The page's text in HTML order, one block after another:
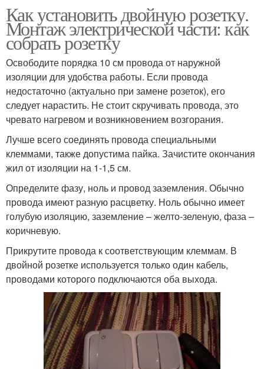
Как установить двойную розетку.
Монтаж электрической части: как
собрать розетку
Освободите порядка 10 см провода от наружной
изоляции для удобства работы. Если провода
недостаточно (актуально при замене розеток), его
следует нарастить. Не стоит скручивать провода, это
чревато нагревом и возникновением возгорания.
Лучше всего соединять провода специальными
клеммами, также допустима пайка. Зачистите окончания
жил от изоляции на 1-1,5 см.
Определите фазу, ноль и провод заземления. Обычно
провода имеют разную расцветку. Ноль обычно имеет
голубую изоляцию, заземление – желто-зеленую, фаза –
коричневую.
Прикрутите провода к соответствующим клеммам. В
двойной розетке используется только один кабель,
проводами которого подключаются оба выхода.